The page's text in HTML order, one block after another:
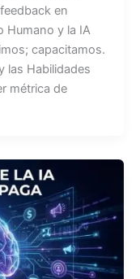
en
Humano y la IA
capacitamos.
las Habilidades
métrica de